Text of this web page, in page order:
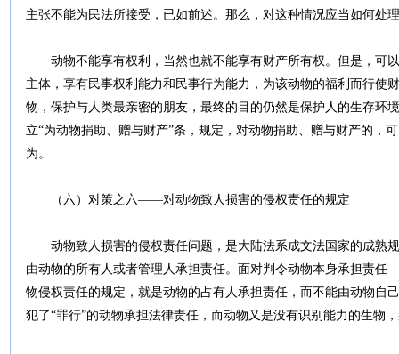
主张不能为民法所接受，已如前述。那么，对这种情况应当如何处
动物不能享有权利，当然也就不能享有财产所有权。但是，可
主体，享有民事权利能力和民事行为能力，为该动物的福利而行使
物，保护与人类最亲密的朋友，最终的目的仍然是保护人的生存环
立“为动物捐助、赠与财产”条，规定，对动物捐助、赠与财产的，
为。
（六）对策之六――对动物致人损害的侵权责任的规定
动物致人损害的侵权责任问题，是大陆法系成文法国家的成熟
由动物的所有人或者管理人承担责任。面对判令动物本身承担责
物侵权责任的规定，就是动物的占有人承担责任，而不能由动物自
犯了“罪行”的动物承担法律责任，而动物又是没有识别能力的生物